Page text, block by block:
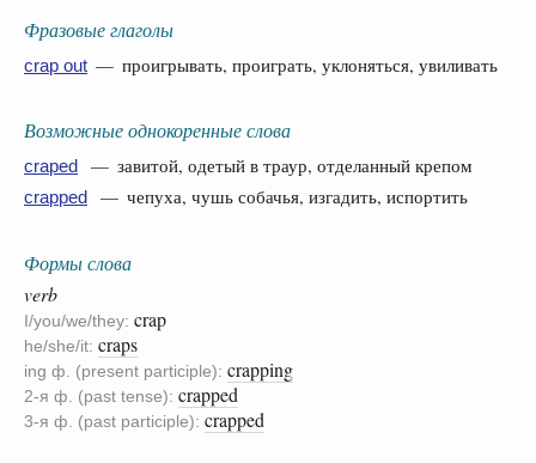
Фразовые глаголы
crap out — проигрывать, проиграть, уклоняться, увиливать
Возможные однокоренные слова
craped — завитой, одетый в траур, отделанный крепом
crapped — чепуха, чушь собачья, изгадить, испортить
Формы слова
verb
I/you/we/they: crap
he/she/it: craps
ing ф. (present participle): crapping
2-я ф. (past tense): crapped
3-я ф. (past participle): crapped